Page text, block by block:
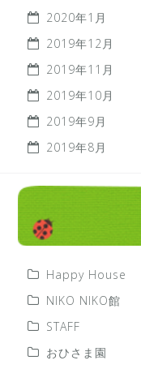
2020年1月
2019年12月
2019年11月
2019年10月
2019年9月
2019年8月
Happy House
NIKO NIKO館
STAFF
おひさま園